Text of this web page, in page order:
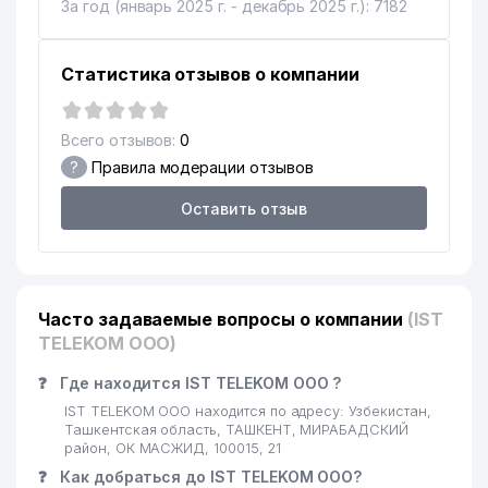
ФАРМАЦЕВТИЧЕСКИЙ
ИНСТИТУТ (ТашФармИ)
509 м
14 EAST STARK-TV ЧП 528 м
16 ГОСГЕОЛИНФОРМЦЕНТР ГП
ELSTAB ООО
ГОСУДАРСТВЕННЫЙ МУЗЕЙ
19
ИНСТИТУТ МИНЕРАЛЬНЫХ
РЕСУРСОВ ГП
560 м
20 ИНГО-УЗБЕКИСТАН АО
21 ТЕПЛОЭЛЕКТРОПРОЕКТ АО 574 м
За год (январь 2025 г. - декабрь 2025 г.): 7182
Статистика отзывов о компании
Всего отзывов: 0
? Правила модерации отзывов
Оставить отзыв
Часто задаваемые вопросы о компании (IST
TELEKOM ООО)
❓ Где находится IST TELEKOM ООО ?
IST TELEKOM ООО находится по адресу: Узбекистан,
Ташкентская область, ТАШКЕНТ, МИРАБАДСКИЙ
район, ОК МАСЖИД, 100015, 21
❓ Как добраться до IST TELEKOM ООО?